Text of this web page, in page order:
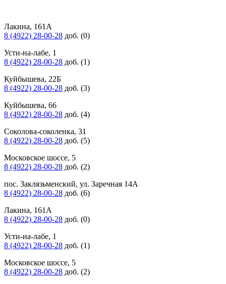
Лакина, 161А
8 (4922) 28-00-28 доб. (0)
Усти-на-лабе, 1
8 (4922) 28-00-28 доб. (1)
Куйбышева, 22Б
8 (4922) 28-00-28 доб. (3)
Куйбышева, 66
8 (4922) 28-00-28 доб. (4)
Соколова-соколенка, 31
8 (4922) 28-00-28 доб. (5)
Московское шоссе, 5
8 (4922) 28-00-28 доб. (2)
пос. Заклязьменский, ул. Заречная 14А
8 (4922) 28-00-28 доб. (6)
Лакина, 161А
8 (4922) 28-00-28 доб. (0)
Усти-на-лабе, 1
8 (4922) 28-00-28 доб. (1)
Московское шоссе, 5
8 (4922) 28-00-28 доб. (2)